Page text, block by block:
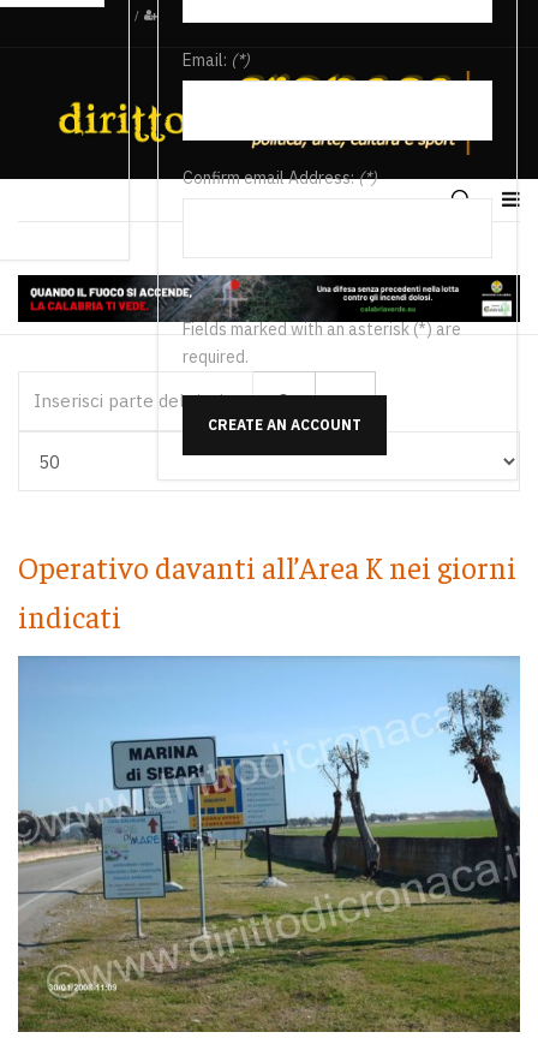
/
Email: (*)
Confirm email Address:(*)
Fields marked with an asterisk (*) are
required.
CREATE AN ACCOUNT
Operativo davanti all’Area K nei giorni
indicati